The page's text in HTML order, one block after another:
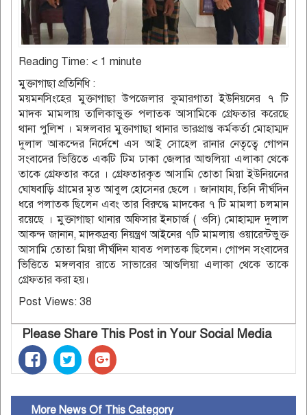
Reading Time: < 1 minute
মুক্তাগাছা প্রতিনিধি :
ময়মনসিংহের মুক্তাগাছা উপজেলার কুমারগাতা ইউনিয়নের ৭ টি
মাদক মামলায় তালিকাভুক্ত পলাতক আসামিকে গ্রেফতার করেছে
থানা পুলিশ । মঙ্গলবার মুক্তাগাছা থানার ভারপ্রাপ্ত কর্মকর্তা মোহাম্মদ
দুলাল আকন্দের নির্দেশে এস আই সোহেল রানার নেতৃত্বে গোপন
সংবাদের ভিত্তিতে একটি টিম ঢাকা জেলার আশুলিয়া এলাকা থেকে
তাকে গ্রেফতার করে । গ্রেফতারকৃত আসামি তোতা মিয়া ইউনিয়নের
ঘোষবাড়ি গ্রামের মৃত আবুল হোসেনর ছেলে । জানাযায, তিনি দীর্ঘদিন
ধরে পলাতক ছিলেন এবং তার বিরুদ্ধে মাদকের ৭ টি মামলা চলমান
রয়েছে । মুক্তাগাছা থানার অফিসার ইনচার্জ ( ওসি) মোহাম্মদ দুলাল
আকন্দ জানান, মাদকদ্রব্য নিয়ন্ত্রণ আইনের ৭টি মামলায় ওয়ারেন্টভুক্ত
আসামি তোতা মিয়া দীর্ঘদিন যাবত পলাতক ছিলেন। গোপন সংবাদের
ভিত্তিতে মঙ্গলবার রাতে সাভারের আশুলিয়া এলাকা থেকে তাকে
গ্রেফতার করা হয়।
Post Views: 38
Please Share This Post in Your Social Media
More News Of This Category